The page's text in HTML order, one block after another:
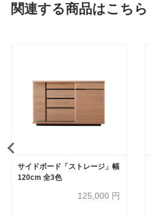
関連する商品はこちら
サイドボード「ストレージ」幅
120cm 全3色
125,000 円